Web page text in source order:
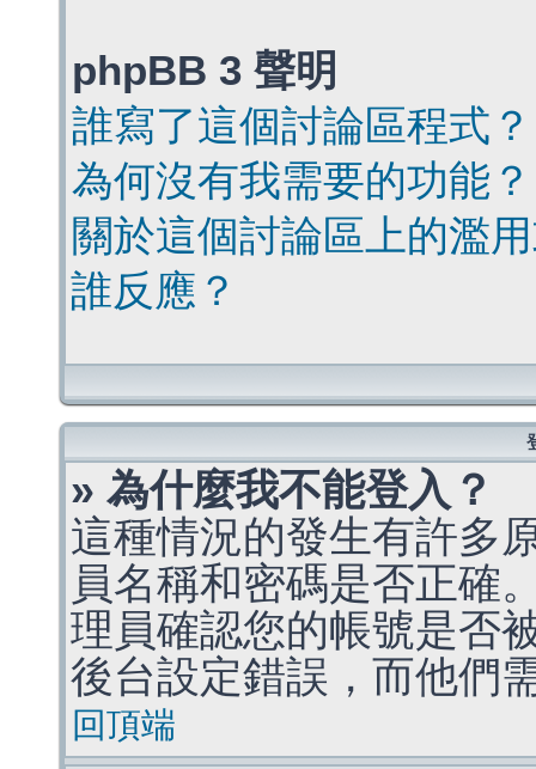
phpBB 3 聲明
誰寫了這個討論區程式？
為何沒有我需要的功能？
關於這個討論區上的濫
誰反應？
» 為什麼我不能登入？
這種情況的發生有許多
員名稱和密碼是否正確
理員確認您的帳號是否
後台設定錯誤，而他們
回頂端